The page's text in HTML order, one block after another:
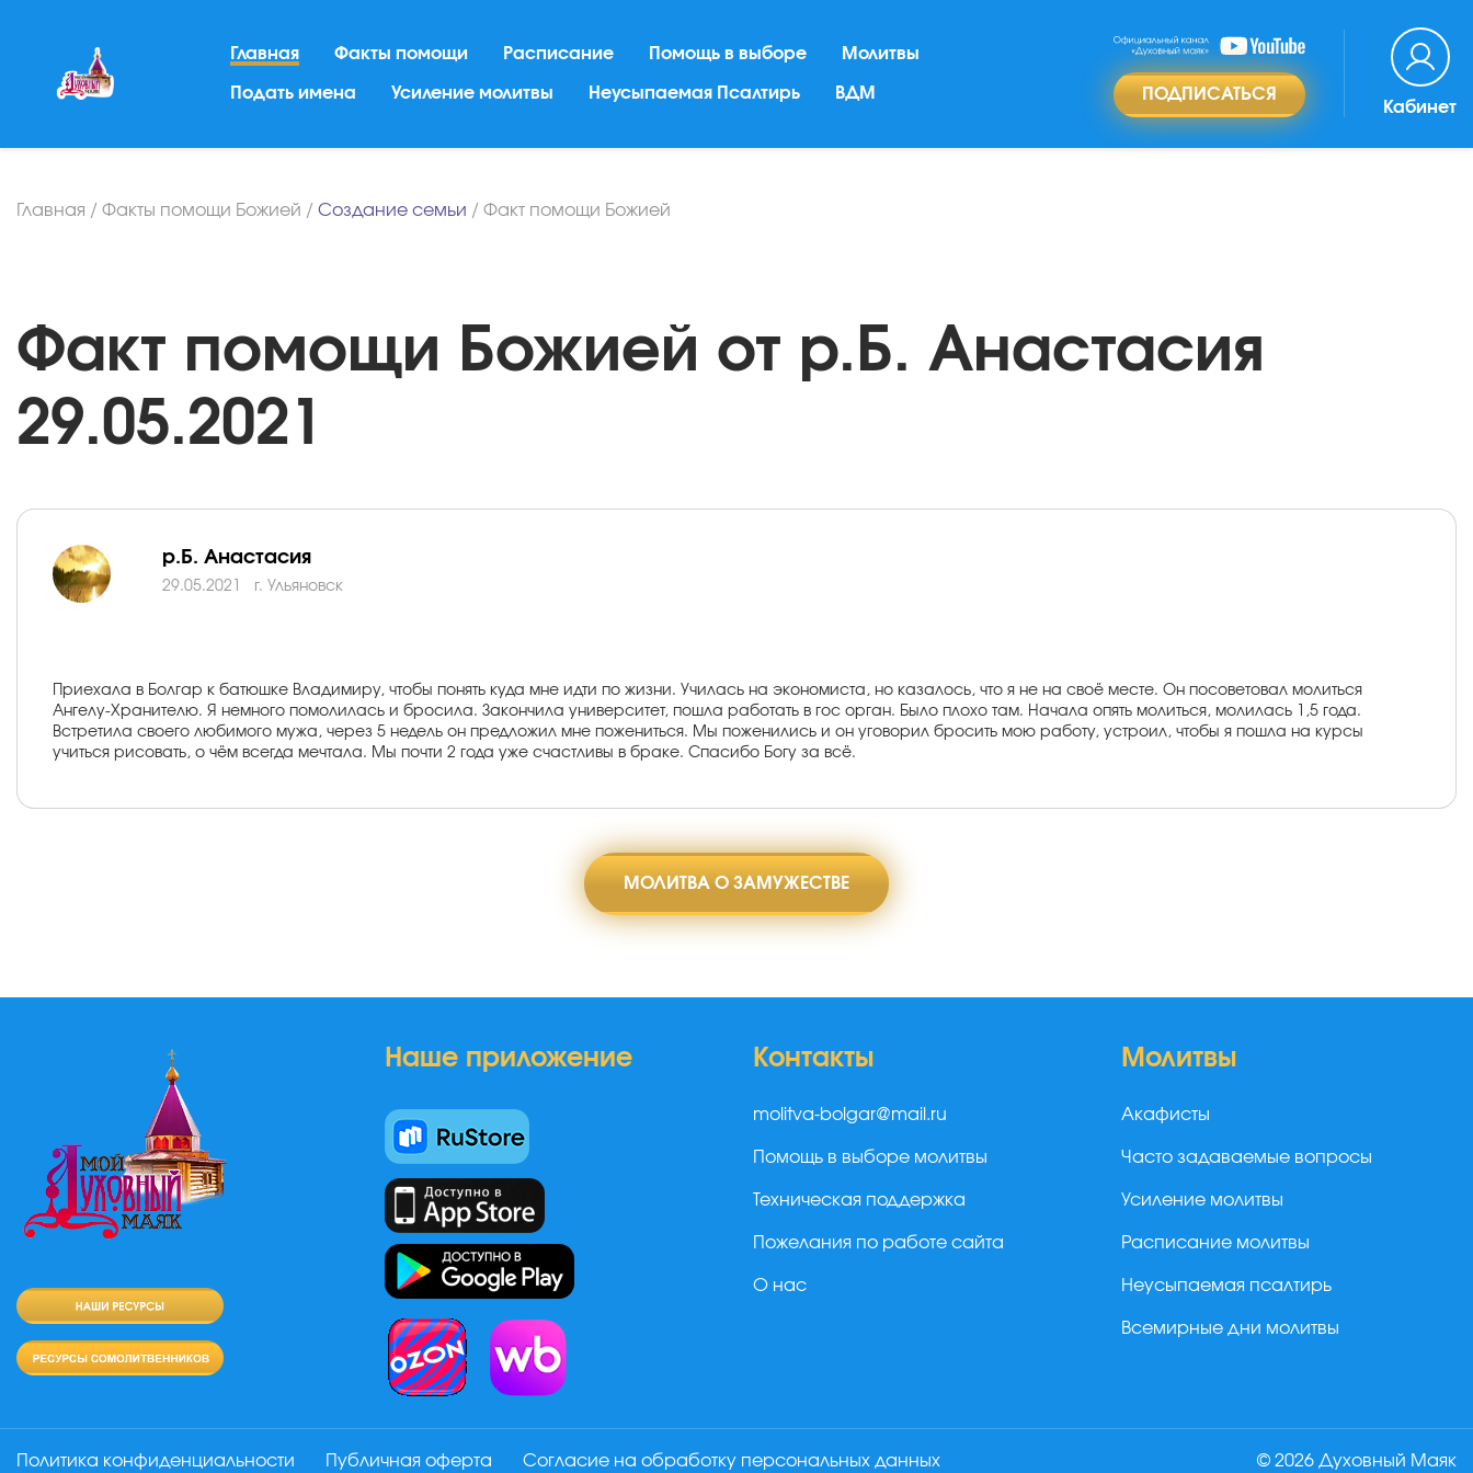
Главная Факты помощи Расписание Помощь в выборе Молитвы
Подать имена Усиление молитвы Неусыпаемая Псалтирь ВДМ ПОДПИСАТЬСЯ
Кабинет
Главная / Факты помощи Божией / Создание семьи / Факт помощи Божией
Факт помощи Божией от р.Б. Анастасия
29.05.2021
р.Б. Анастасия
29.05.2021 г. Ульяновск
Приехала в Болгар к батюшке Владимиру, чтобы понять куда мне идти по жизни. Училась на экономиста, но казалось, что я не на своё месте. Он посоветовал молиться
Ангелу-Хранителю. Я немного помолилась и бросила. Закончила университет, пошла работать в гос орган. Было плохо там. Начала опять молиться, молилась 1,5 года.
Встретила своего любимого мужа, через 5 недель он предложил мне пожениться. Мы поженились и он уговорил бросить мою работу, устроил, чтобы я пошла на курсы
учиться рисовать, о чём всегда мечтала. Мы почти 2 года уже счастливы в браке. Спасибо Богу за всё.
МОЛИТВА О ЗАМУЖЕСТВЕ
Наше приложение Контакты
molitva-bolgar@mail.ru
Помощь в выборе молитвы
Техническая поддержка
Пожелания по работе сайта
О нас
Молитвы
Акафисты
Часто задаваемые вопросы
Усиление молитвы
Расписание молитвы
Неусыпаемая псалтирь
Всемирные дни молитвы
Политика конфиденциальности Публичная оферта Согласие на обработку персональных данных © 2026 Духовный Маяк